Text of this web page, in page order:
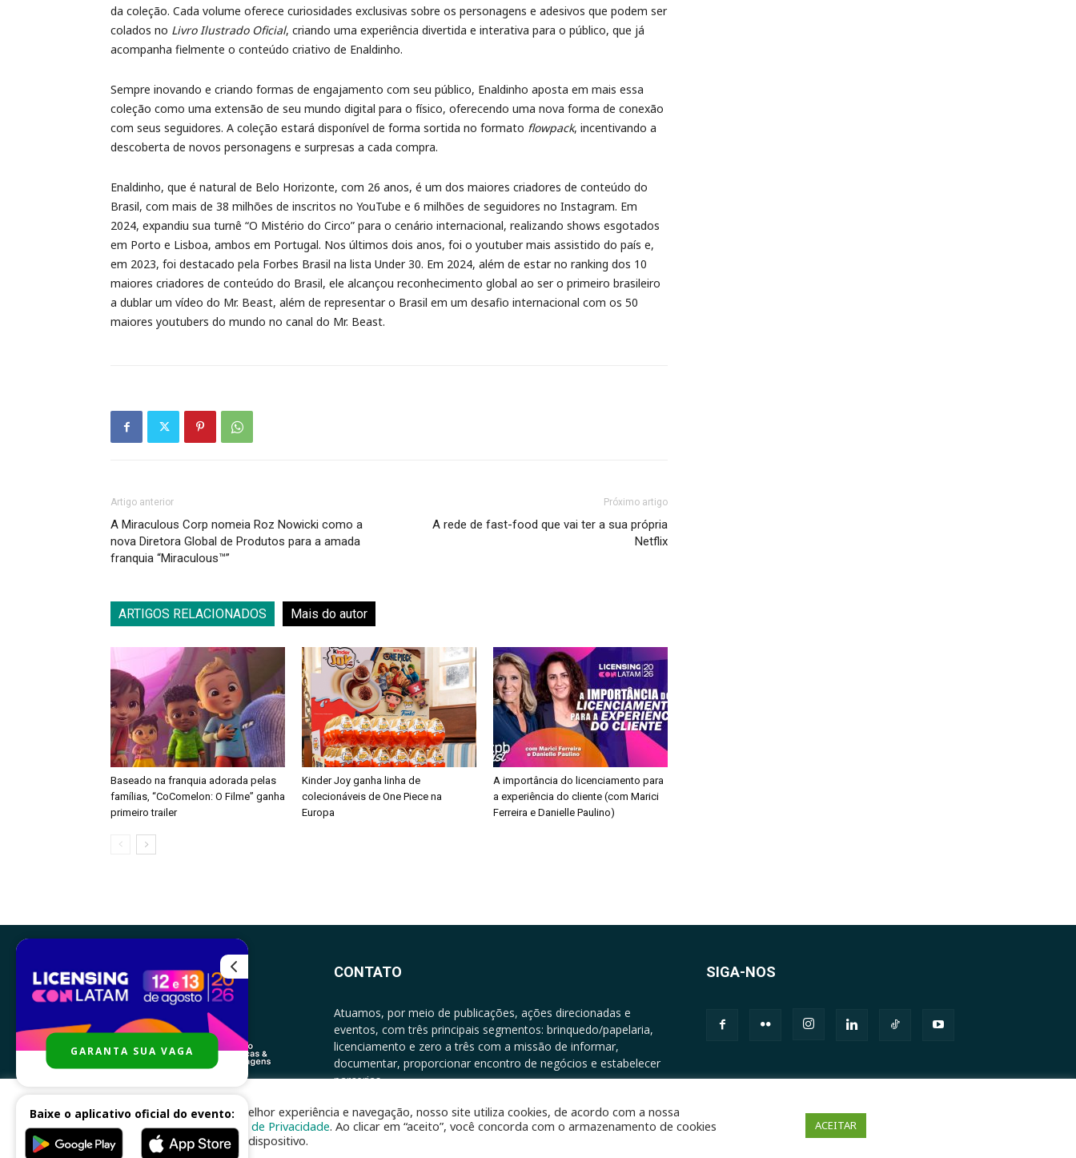
da coleção. Cada volume oferece curiosidades exclusivas sobre os personagens e adesivos que podem ser
colados no Livro Ilustrado Oficial, criando uma experiência divertida e interativa para o público, que já
acompanha fielmente o conteúdo criativo de Enaldinho.
Sempre inovando e criando formas de engajamento com seu público, Enaldinho aposta em mais essa
coleção como uma extensão de seu mundo digital para o físico, oferecendo uma nova forma de conexão
com seus seguidores. A coleção estará disponível de forma sortida no formato flowpack, incentivando a
descoberta de novos personagens e surpresas a cada compra.
Enaldinho, que é natural de Belo Horizonte, com 26 anos, é um dos maiores criadores de conteúdo do
Brasil, com mais de 38 milhões de inscritos no YouTube e 6 milhões de seguidores no Instagram. Em
2024, expandiu sua turnê “O Mistério do Circo” para o cenário internacional, realizando shows esgotados
em Porto e Lisboa, ambos em Portugal. Nos últimos dois anos, foi o youtuber mais assistido do país e,
em 2023, foi destacado pela Forbes Brasil na lista Under 30. Em 2024, além de estar no ranking dos 10
maiores criadores de conteúdo do Brasil, ele alcançou reconhecimento global ao ser o primeiro brasileiro
a dublar um vídeo do Mr. Beast, além de representar o Brasil em um desafio internacional com os 50
maiores youtubers do mundo no canal do Mr. Beast.
Artigo anterior
A Miraculous Corp nomeia Roz Nowicki como a
nova Diretora Global de Produtos para a amada
franquia “Miraculous™”
Próximo artigo
A rede de fast-food que vai ter a sua própria
Netflix
ARTIGOS RELACIONADOS Mais do autor
Baseado na franquia adorada pelas
famílias, “CoComelon: O Filme” ganha
primeiro trailer
Kinder Joy ganha linha de
colecionáveis de One Piece na
Europa
A importância do licenciamento para
a experiência do cliente (com Marici
Ferreira e Danielle Paulino)
CONTATO
Atuamos, por meio de publicações, ações direcionadas e
eventos, com três principais segmentos: brinquedo/papelaria,
licenciamento e zero a três com a missão de informar,
documentar, proporcionar encontro de negócios e estabelecer
parcerias.
SIGA-NOS
Para melhor experiência e navegação, nosso site utiliza cookies, de acordo com a nossa
Política de Privacidade. Ao clicar em “aceito”, você concorda com o armazenamento de cookies
no seu dispositivo.
ACEITAR
GARANTA SUA VAGA
Baixe o aplicativo oficial do evento: